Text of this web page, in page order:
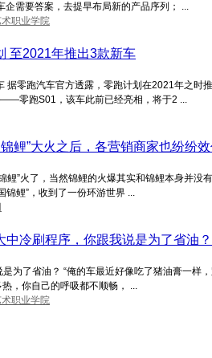
需要答案，去提早布局新的产品序列； ...
职业学院
至2021年推出3款新车
据零跑汽车官方透露，零跑计划在2021年之时
零跑S01，该车此前已经亮相，将于2 ...
鲤”大火之后，各营销商家也纷纷
鲤”火了，当然锦鲤的火爆其实和锦鲤本身并没
锦鲤”，收到了一份环游世界 ...
冷刷程序，你跟我说是为了省油？
为了省油？ “俺的车最近好像吃了猪油膏一
，你自己的呼吸都不顺畅， ...
职业学院